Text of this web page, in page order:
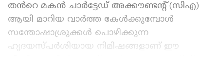
തൻറെ മകൻ ചാർട്ടേഡ് അക്കൗണ്ടന്റ് (സിഎ)
ആയി മാറിയ വാർത്ത കേൾക്കുമ്പോൾ
സന്തോഷാശ്രുക്കൾ പൊഴിക്കുന്ന
ഹൃദയസ്പർശിയായ നിമിഷങ്ങളാണ് ഈ